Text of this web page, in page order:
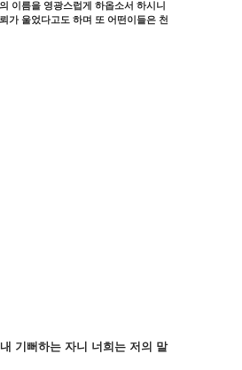
이름을 영광스럽게 하옵소서 하시니
가 울었다고도 하며 또 어떤이들은 천
내 기뻐하는 자니 너희는 저의 말